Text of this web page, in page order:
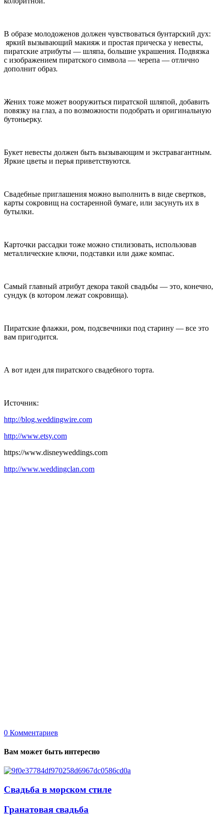
В образе молодоженов должен чувствоваться бунтарский дух:
яркий вызывающий макияж и простая прическа у невесты,
пиратские атрибуты — шляпа, большие украшения. Подвязка
с изображением пиратского символа — черепа — отлично
дополнит образ.
Жених тоже может вооружиться пиратской шляпой, добавить
повязку на глаз, а по возможности подобрать и оригинальную
бутоньерку.
Букет невесты должен быть вызывающим и экстравагантным.
Яркие цветы и перья приветствуются.
Свадебные приглашения можно выполнить в виде свертков,
карты сокровищ на состаренной бумаге, или засунуть их в
бутылки.
Карточки рассадки тоже можно стилизовать, использовав
металлические ключи, подставки или даже компас.
Самый главный атрибут декора такой свадьбы — это, конечно,
сундук (в котором лежат сокровища).
Пиратские флажки, ром, подсвечники под старину — все это
вам пригодится.
А вот идеи для пиратского свадебного торта.
Источник:
http://blog.weddingwire.com
http://www.etsy.com
https://www.disneyweddings.com
http://www.weddingclan.com
0 Комментариев
Вам может быть интересно
Свадьба в морском стиле
Гранатовая свадьба